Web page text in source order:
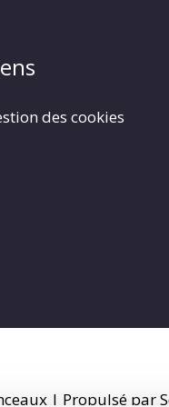
des cookies
| Propulsé par